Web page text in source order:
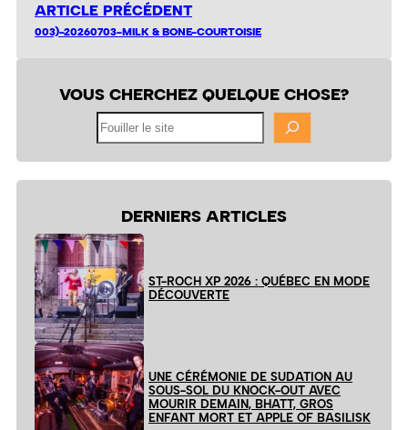
ARTICLE PRÉCÉDENT
003)-20260703-MILK & BONE-COURTOISIE
VOUS CHERCHEZ QUELQUE CHOSE?
DERNIERS ARTICLES
ST-ROCH XP 2026 : QUÉBEC EN MODE
DÉCOUVERTE
UNE CÉRÉMONIE DE SUDATION AU
SOUS-SOL DU KNOCK-OUT AVEC
MOURIR DEMAIN, BHATT, GROS
ENFANT MORT ET APPLE OF BASILISK